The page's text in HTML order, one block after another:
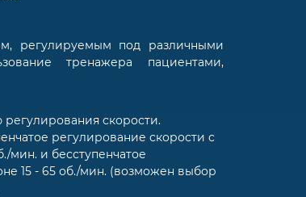
регулируемым под различными
тренажера пациентами,
скорости.
регулирование скорости с
мин. и бесступенчатое
15 - 65 об./мин. (возможен выбор